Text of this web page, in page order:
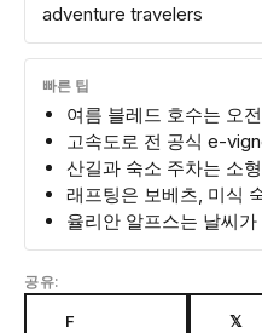
adventure travelers
빠른 팁
여름 블레드 호수는 오
고속도로 전 공식 e-
산길과 숙소 주차는 소
래프팅은 보베츠, 미식
율리안 알프스는 날씨
공유:
F 𝕏